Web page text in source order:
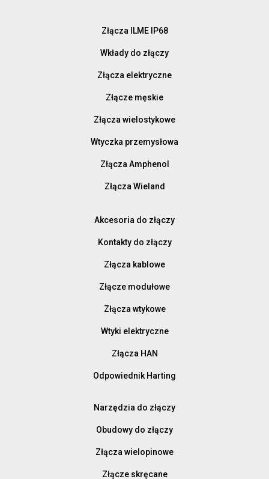
Złącza ILME IP68
Wkłady do złączy
Złącza elektryczne
Złącze męskie
Złącza wielostykowe
Wtyczka przemysłowa
Złącza Amphenol
Złącza Wieland
Akcesoria do złączy
Kontakty do złączy
Złącza kablowe
Złącze modułowe
Złącza wtykowe
Wtyki elektryczne
Złącza HAN
Odpowiednik Harting
Narzędzia do złączy
Obudowy do złączy
Złącza wielopinowe
Złącze skręcane